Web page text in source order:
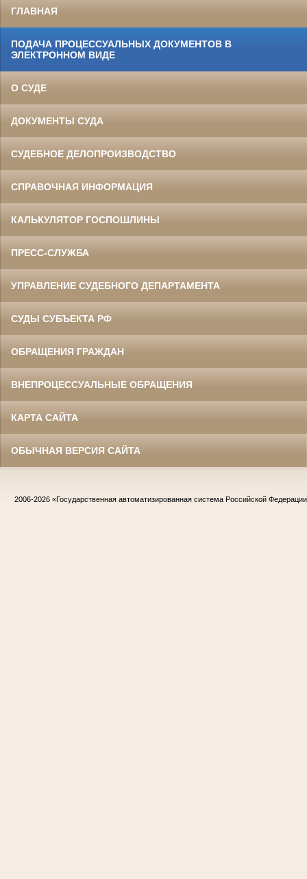
ГЛАВНАЯ
ПОДАЧА ПРОЦЕССУАЛЬНЫХ ДОКУМЕНТОВ В
ЭЛЕКТРОННОМ ВИДЕ
О СУДЕ
ДОКУМЕНТЫ СУДА
СУДЕБНОЕ ДЕЛОПРОИЗВОДСТВО
СПРАВОЧНАЯ ИНФОРМАЦИЯ
КАЛЬКУЛЯТОР ГОСПОШЛИНЫ
ПРЕСС-СЛУЖБА
УПРАВЛЕНИЕ СУДЕБНОГО ДЕПАРТАМЕНТА
СУДЫ СУБЪЕКТА РФ
ОБРАЩЕНИЯ ГРАЖДАН
ВНЕПРОЦЕССУАЛЬНЫЕ ОБРАЩЕНИЯ
КАРТА САЙТА
ОБЫЧНАЯ ВЕРСИЯ САЙТА
2006-2026 «Государственная автоматизированная система Российской